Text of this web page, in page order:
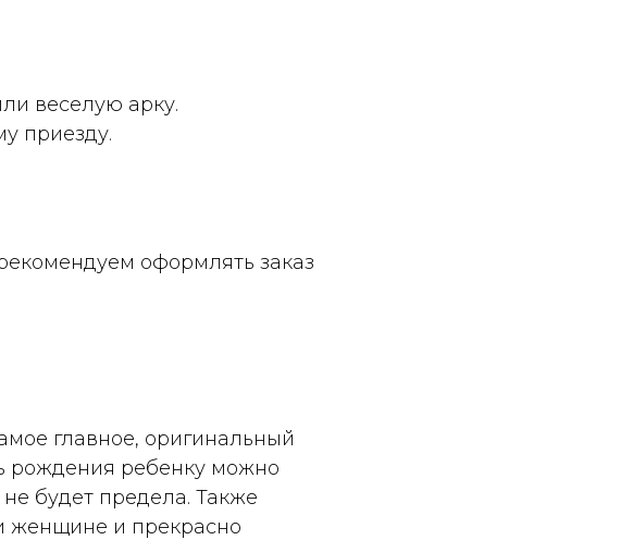
веселую арку.
приезду.
оформлять заказ
главное, оригинальный
рождения ребенку можно
будет предела. Также
женщине и прекрасно